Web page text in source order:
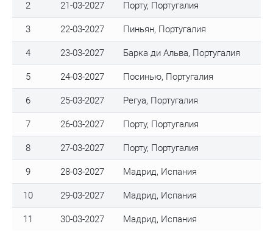
2 21-03-2027 Порту, Португалия
3 22-03-2027 Пиньян, Португалия
4 23-03-2027 Барка ди Альва, Португалия
5 24-03-2027 Посинью, Португалия
6 25-03-2027 Регуа, Португалия
7 26-03-2027 Порту, Португалия
8 27-03-2027 Порту, Португалия
9 28-03-2027 Мадрид, Испания
10 29-03-2027 Мадрид, Испания
11 30-03-2027 Мадрид, Испания